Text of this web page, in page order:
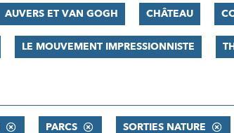
AUVERS ET VAN GOGH CHÂTEAU
LE MOUVEMENT IMPRESSIONNISTE
PARCS SORTIES NATURE